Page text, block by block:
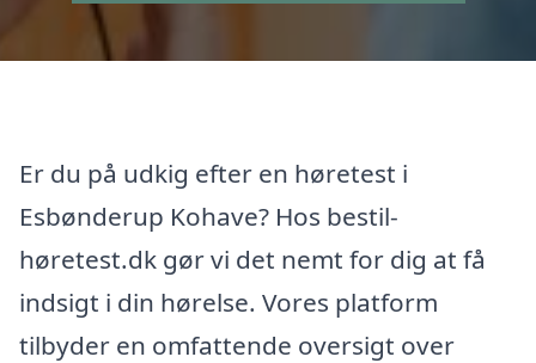
Er du på udkig efter en høretest i
Esbønderup Kohave? Hos bestil-
høretest.dk gør vi det nemt for dig at få
indsigt i din hørelse. Vores platform
tilbyder en omfattende oversigt over